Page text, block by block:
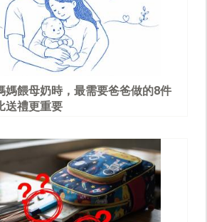
媽餵母奶時，最需要爸爸做的8件
送禮更重要